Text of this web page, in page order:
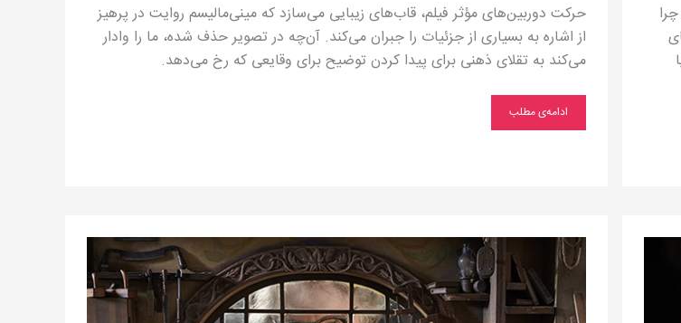
حرکت دوربین‌های مؤثر فیلم، قاب‌های زیبایی می‌‌سازد که مینی‌مالیسم روایت در پرهیز
از اشاره به بسیاری از جزئیات را جبران می‌کند. آن‌چه در تصویر حذف شده، ما را وادار
می‌کند به تقلای ذهنی برای پیدا کردن توضیح برای وقایعی که رخ می‌دهد.
ادامه‌ی مطلب
یک
فیلم
ضدجنگ
دیگر